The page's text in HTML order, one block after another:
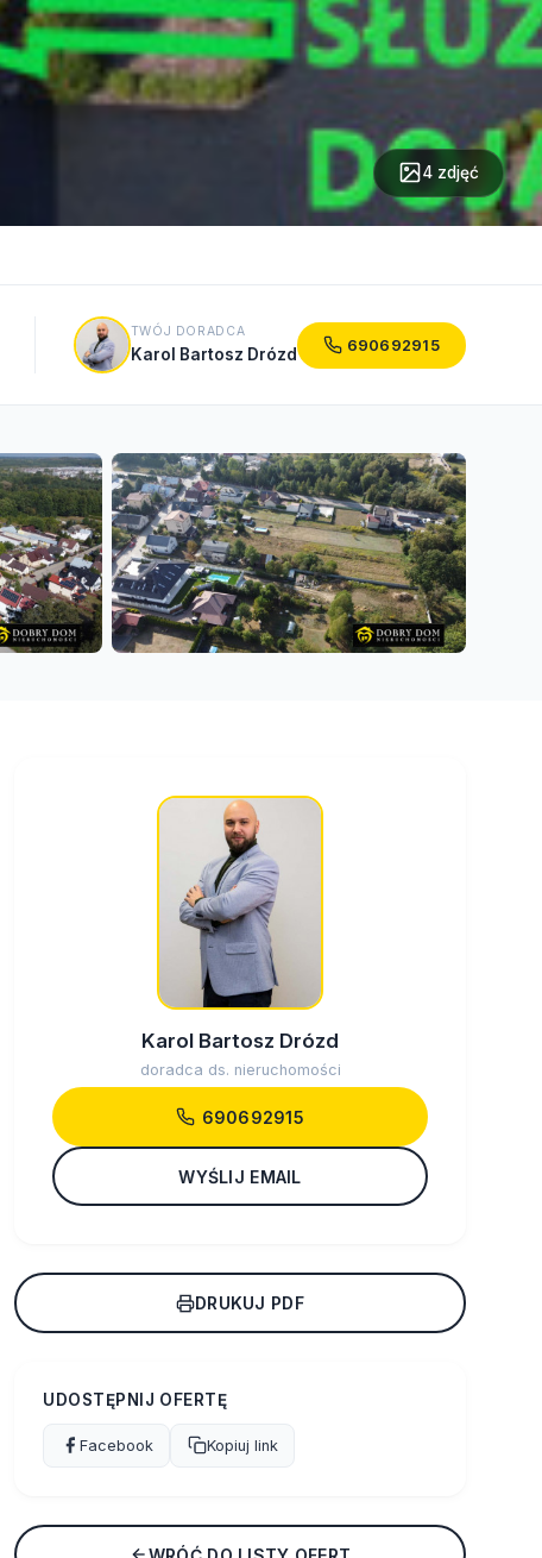
4 zdjęć
TWÓJ DORADCA
Karol Bartosz Drózd 690692915
Karol Bartosz Drózd
doradca ds. nieruchomości
690692915
WYŚLIJ EMAIL
DRUKUJ PDF
UDOSTĘPNIJ OFERTĘ
Facebook Kopiuj link